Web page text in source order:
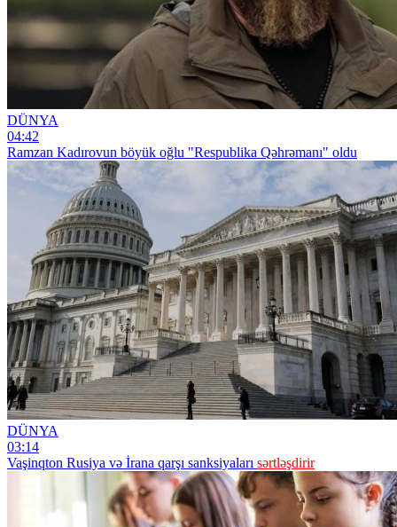
DÜNYA
04:42
Ramzan Kadırovun böyük oğlu "Respublika Qəhrəmanı" oldu
DÜNYA
03:14
Vaşinqton Rusiya və İrana qarşı sanksiyaları sərtləşdirir